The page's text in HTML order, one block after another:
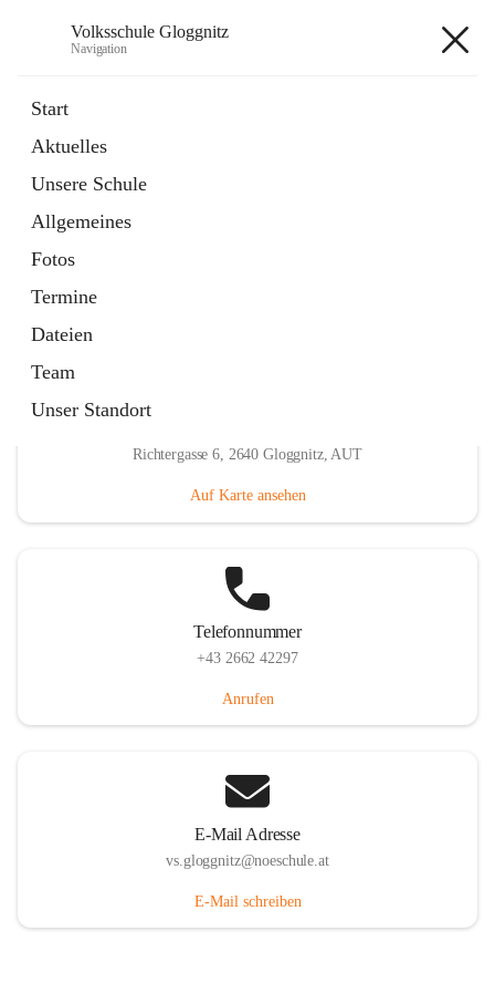
Volksschule Gloggnitz
Navigation
Start
Aktuelles
Unsere Schule
Allgemeines
Fotos
Termine
Dateien
Team
Unser Standort
Seite
in
Tab
Elternverein
öffnet
in
neuem
Tab
Richtergasse 6, 2640 Gloggnitz, AUT
Auf Karte ansehen
Telefonnummer
+43 2662 42297
Anrufen
E-Mail Adresse
vs.gloggnitz@noeschule.at
E-Mail schreiben